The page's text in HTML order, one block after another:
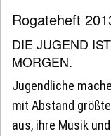
Rogateheft
DIE JUGEND
MORGEN.
Jugendliche
mit Abstand
aus, ihre Musik